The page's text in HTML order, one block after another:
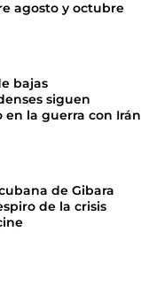
agosto y octubre
bajas
siguen
la guerra con Irán
de Gibara
de la crisis